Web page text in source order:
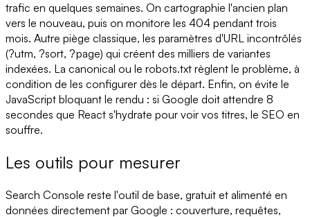
trafic en quelques semaines. On cartographie l'ancien plan
vers le nouveau, puis on monitore les 404 pendant trois
mois. Autre piège classique, les paramètres d'URL incontrôlés
(?utm, ?sort, ?page) qui créent des milliers de variantes
indexées. La canonical ou le robots.txt règlent le problème, à
condition de les configurer dès le départ. Enfin, on évite le
JavaScript bloquant le rendu : si Google doit attendre 8
secondes que React s'hydrate pour voir vos titres, le SEO en
souffre.
Les outils pour mesurer
Search Console reste l'outil de base, gratuit et alimenté en
données directement par Google : couverture, requêtes,